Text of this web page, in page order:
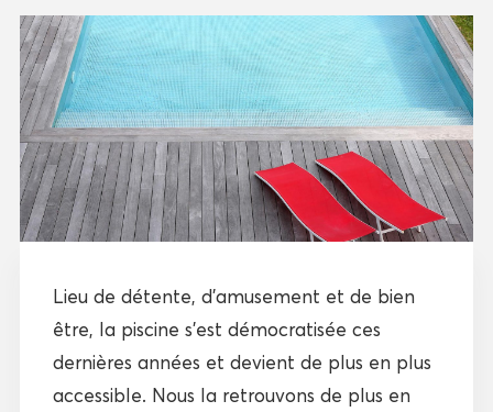
Lieu de détente, d’amusement et de bien
être, la piscine s’est démocratisée ces
dernières années et devient de plus en plus
accessible. Nous la retrouvons de plus en